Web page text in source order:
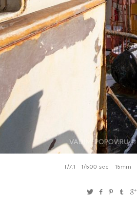
f/7.1 1/500 sec 15mm